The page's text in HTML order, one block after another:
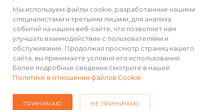
2026 © Интернет-магазин MiMall® • Не является публичной
офертой • 2026 г.
Мы используем файлы cookie, разработанные нашими
специалистами и третьими лицами, для анализа
событий на нашем веб-сайте, что позволяет нам
улучшать взаимодействие с пользователями и
обслуживание. Продолжая просмотр страниц нашего
сайта, вы принимаете условия его использования.
Более подробные сведения смотрите в нашей
Политике в отношении файлов Cookie
ПРИНИМАЮ НЕ ПРИНИМАЮ